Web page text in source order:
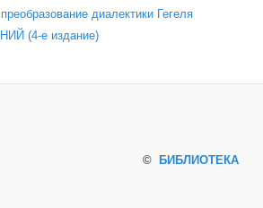
диалектики Гегеля
(4-е издание)
© БИБЛИОТЕКА